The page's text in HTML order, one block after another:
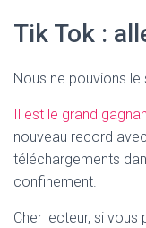
Tik Tok :
Nous ne pouvions le
Il est le grand
nouveau record
téléchargements
confinement.
Cher lecteur, si vous